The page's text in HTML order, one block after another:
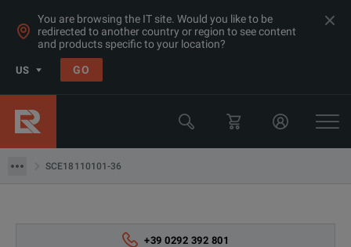
You are browsing the IT site. Would you like to be
redirected to another country or region to see content
and products specific to your location?
US GO
SCE18110101-36
Prove di potenza, rumore e altro per RF e Microonde
Accessori per microonde
+39 0292 392 801